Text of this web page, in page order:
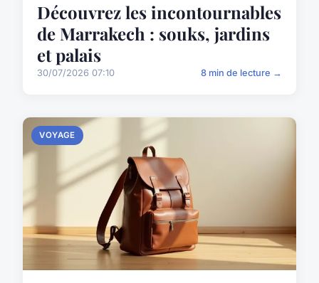
Découvrez les incontournables
de Marrakech : souks, jardins
et palais
30/07/2026 07:10 8 min de lecture →
VOYAGE